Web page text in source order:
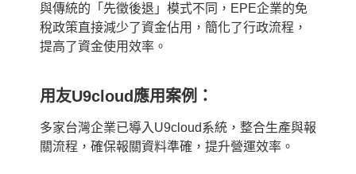
與傳統的「先徵後退」模式不同，EPE企業的免
稅政策直接減少了資金佔用，簡化了行政流程，
提高了資金使用效率。
用友U9cloud 應用案例：
多家台灣企業已導入U9cloud系統，整合生產與報
關流程，確保報關資料準確，提升營運效率。